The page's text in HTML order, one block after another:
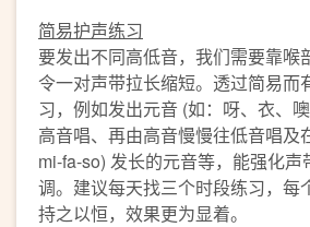
简易护声练习
要发出不同高低音，我们需要靠喉
令一对声带拉长缩短。透过简易而
习，例如发出元音 (如：呀、衣、
高音唱、再由高音慢慢往低音唱及
mi-fa-so) 发长的元音等，能强化
调。建议每天找三个时段练习，每
持之以恒，效果更为显着。